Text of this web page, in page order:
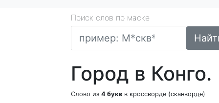
Поиск слов по маске
Город в Конго.
Слово из 4 букв в кроссворде (сканворде)